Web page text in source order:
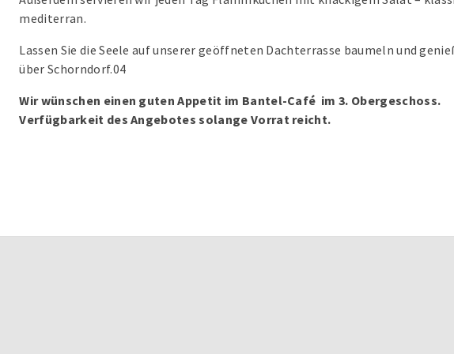
mediterran.
Lassen Sie die Seele auf unserer geöffneten Dachterrasse baumeln und
über Schorndorf.04
Wir wünschen einen guten Appetit im Bantel-Café im 3. Obergeschoss.
Verfügbarkeit des Angebotes solange Vorrat reicht.